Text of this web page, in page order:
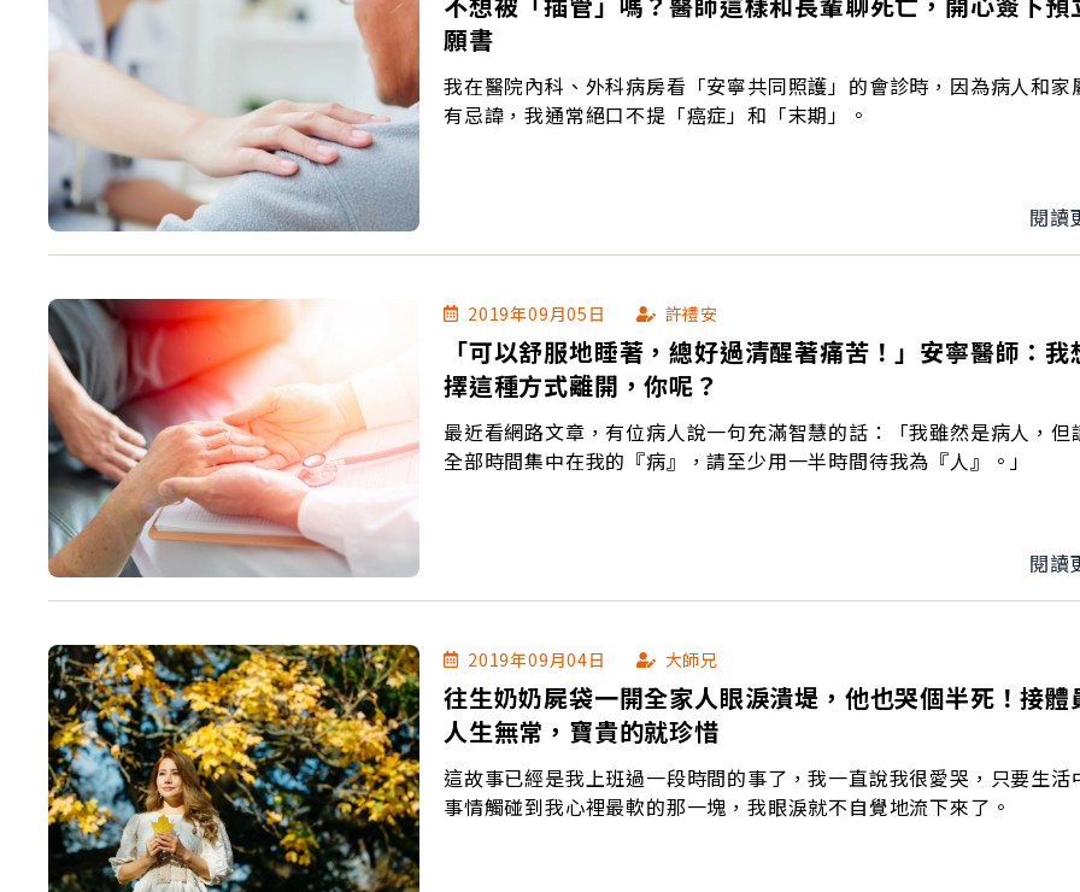
願書
我在醫院內科、外科病房看「安寧共同照護」的會診時，因為病人和家
有忌諱，我通常絕口不提「癌症」和「末期」。
閱讀
2019年09月05日 許禮安
「可以舒服地睡著，總好過清醒著痛苦！」安寧醫師：我
擇這種方式離開，你呢？
最近看網路文章，有位病人說一句充滿智慧的話：「我雖然是病人，但
全部時間集中在我的『病』，請至少用一半時間待我為『人』。」
閱讀
2019年09月04日 大師兄
往生奶奶屍袋一開全家人眼淚潰堤，他也哭個半死！接體
人生無常，寶貴的就珍惜
這故事已經是我上班過一段時間的事了，我一直說我很愛哭，只要生活
事情觸碰到我心裡最軟的那一塊，我眼淚就不自覺地流下來了。